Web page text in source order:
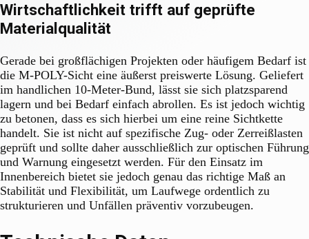
Wirtschaftlichkeit trifft auf geprüfte
Materialqualität
Gerade bei großflächigen Projekten oder häufigem Bedarf ist
die M-POLY-Sicht eine äußerst preiswerte Lösung. Geliefert
im handlichen 10-Meter-Bund, lässt sie sich platzsparend
lagern und bei Bedarf einfach abrollen. Es ist jedoch wichtig
zu betonen, dass es sich hierbei um eine reine Sichtkette
handelt. Sie ist nicht auf spezifische Zug- oder Zerreißlasten
geprüft und sollte daher ausschließlich zur optischen Führung
und Warnung eingesetzt werden. Für den Einsatz im
Innenbereich bietet sie jedoch genau das richtige Maß an
Stabilität und Flexibilität, um Laufwege ordentlich zu
strukturieren und Unfällen präventiv vorzubeugen.